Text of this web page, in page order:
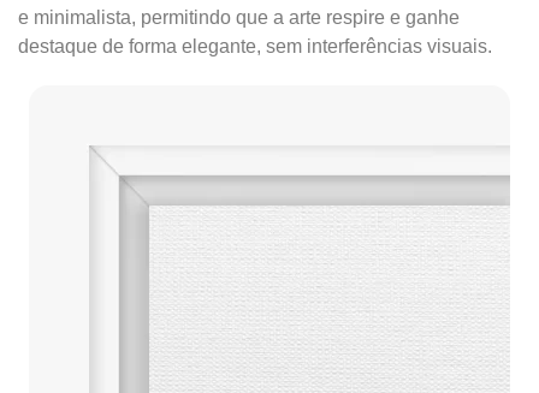
e minimalista, permitindo que a arte respire e ganhe
destaque de forma elegante, sem interferências visuais.